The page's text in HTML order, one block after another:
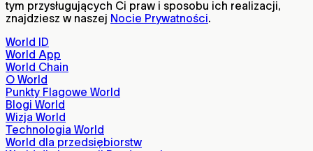
tym przysługujących Ci praw i sposobu ich realizacji,
znajdziesz w naszej Nocie Prywatności.
World ID
World App
World Chain
O World
Punkty Flagowe World
Blogi World
Wizja World
Technologia World
World dla przedsiębiorstw